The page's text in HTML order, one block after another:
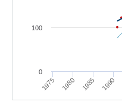
1975 1980 1985 1990
0
100